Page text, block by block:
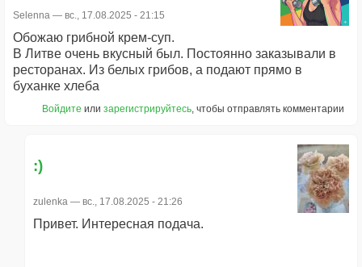
Selenna — вс., 17.08.2025 - 21:15
Обожаю грибной крем-суп.
В Литве очень вкусный был. Постоянно заказывали в
ресторанах. Из белых грибов, а подают прямо в
буханке хлеба
Войдите или зарегистрируйтесь , чтобы отправлять комментарии
:)
zulenka — вс., 17.08.2025 - 21:26
Привет. Интересная подача.